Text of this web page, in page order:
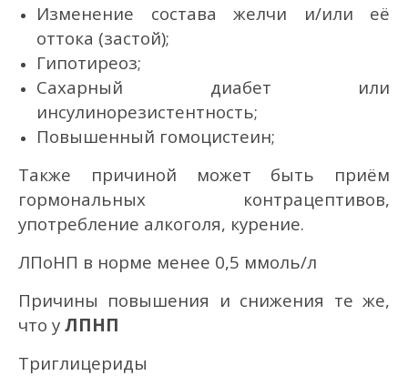
Изменение состава желчи и/или её
оттока (застой);
Гипотиреоз;
Сахарный диабет или
инсулинорезистентность;
Повышенный гомоцистеин;
Также причиной может быть приём
гормональных контрацептивов,
употребление алкоголя, курение.
ЛПоНП в норме менее 0,5 ммоль/л
Причины повышения и снижения те же,
что у ЛПНП
Триглицериды